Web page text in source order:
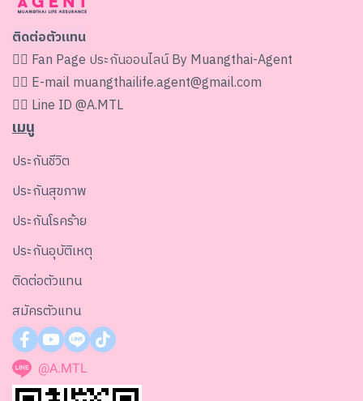
ติดต่อตัวแทน
👉🏻 Fan Page ประกันออนไลน์ By Muangthai-Agent
👉🏻 E-mailmuangthailife.agent@gmail.com
👉🏻 Line ID@A.MTL
เมนู
ประกันชีวิต
ประกันสุขภาพ
ประกันโรคร้าย
ประกันอุบัติเหตุ
ติดต่อตัวแทน
สมัครตัวแทน
@A.MTL